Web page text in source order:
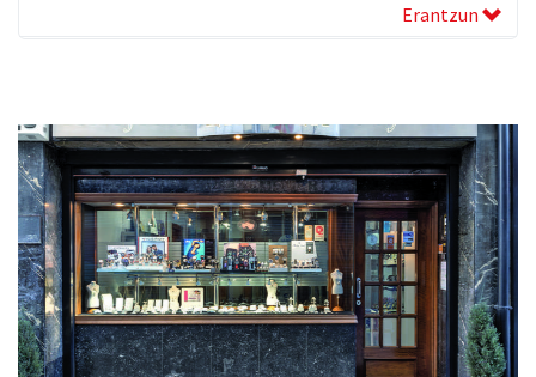
Erantzun